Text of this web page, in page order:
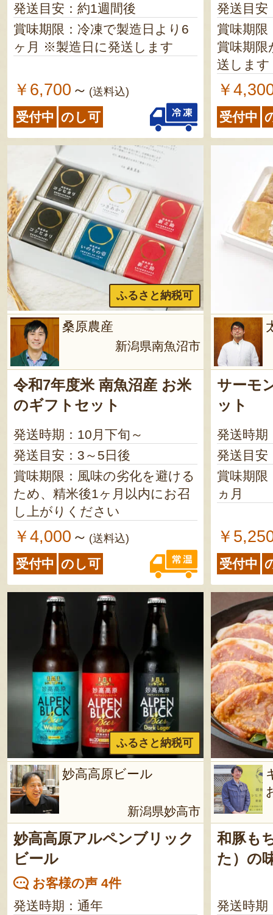
発送目安：約1週間後
賞味期限：冷凍で製造日より6
ヶ月 ※製造日に発送します
￥6,700 ～ (送料込)
受付中 のし可
発送目安
賞味期限
賞味期限
送します
￥
受付中
ふるさと納税可
桑原農産
新潟県南魚沼市
令和7年度米 南魚沼産 お米
のギフトセット
発送時期：10月下旬～
発送目安：3～5日後
賞味期限：風味の劣化を避ける
ため、精米後1ヶ月以内にお召
し上がりください
￥4,000 ～ (送料込)
受付中 のし可
サーモ
ット
発送時期
発送目安
賞味期限
ヵ月
￥
受付中
ふるさと納税可
妙高高原ビール
新潟県妙高市
妙高高原アルペンブリック
ビール
お客様の声 4件
発送時期：通年
和豚も
た）の
発送時期